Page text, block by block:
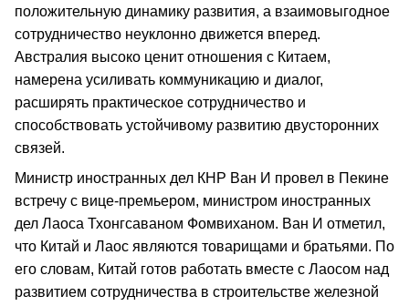
положительную динамику развития, а взаимовыгодное
сотрудничество неуклонно движется вперед.
Австралия высоко ценит отношения с Китаем,
намерена усиливать коммуникацию и диалог,
расширять практическое сотрудничество и
способствовать устойчивому развитию двусторонних
связей.
Министр иностранных дел КНР Ван И провел в Пекине
встречу с вице-премьером, министром иностранных
дел Лаоса Тхонгсаваном Фомвиханом. Ван И отметил,
что Китай и Лаос являются товарищами и братьями. По
его словам, Китай готов работать вместе с Лаосом над
развитием сотрудничества в строительстве железной